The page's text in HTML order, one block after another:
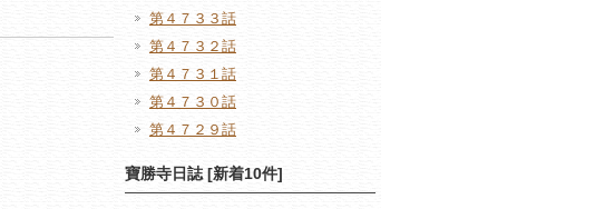
第４７３３話
第４７３２話
第４７３１話
第４７３０話
第４７２９話
寶勝寺日誌 [新着10件]